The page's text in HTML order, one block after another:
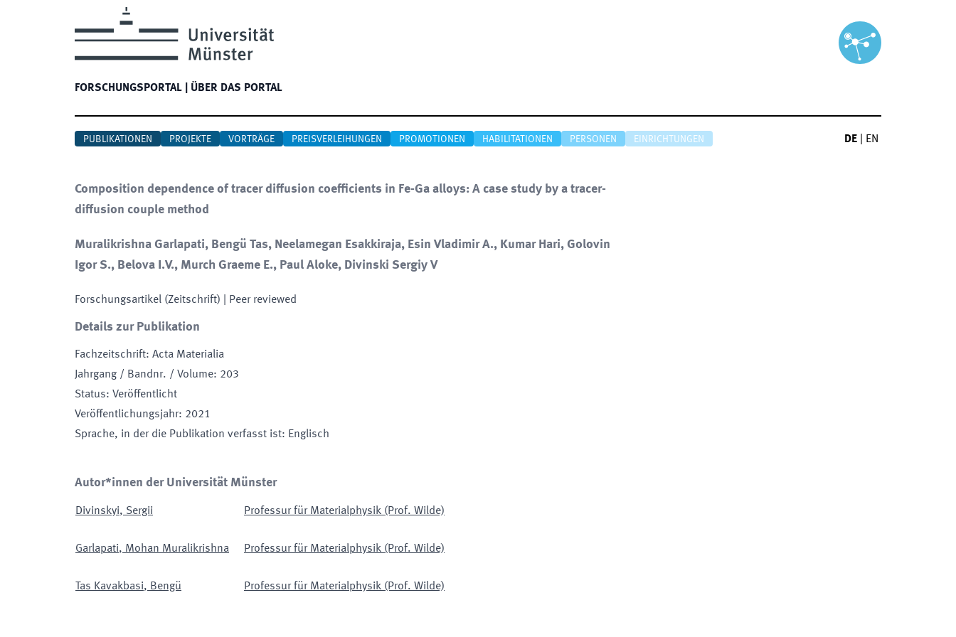
FORSCHUNGSPORTAL ÜBER DAS PORTAL
PUBLIKATIONEN PROJEKTE VORTRÄGE PREISVERLEIHUNGEN PROMOTIONEN HABILITATIONEN PERSONEN EINRICHTUNGEN DE EN
Composition dependence of tracer diffusion coefficients in Fe-Ga alloys: A case study by a tracer-
diffusion couple method
Muralikrishna Garlapati, Bengü Tas, Neelamegan Esakkiraja, Esin Vladimir A., Kumar Hari, Golovin
Igor S., Belova I.V., Murch Graeme E., Paul Aloke, Divinski Sergiy V
Forschungsartikel (Zeitschrift) | Peer reviewed
Details zur Publikation
Fachzeitschrift: Acta Materialia
Jahrgang / Bandnr. / Volume: 203
Status: Veröffentlicht
Veröffentlichungsjahr: 2021
Sprache, in der die Publikation verfasst ist: Englisch
Autor*innen der Universität Münster
Divinskyi, Sergii Professur für Materialphysik (Prof. Wilde)
Garlapati, Mohan Muralikrishna Professur für Materialphysik (Prof. Wilde)
Tas Kavakbasi, Bengü Professur für Materialphysik (Prof. Wilde)